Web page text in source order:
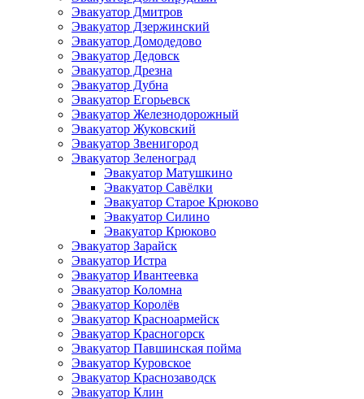
Эвакуатор Дмитров
Эвакуатор Дзержинский
Эвакуатор Домодедово
Эвакуатор Дедовск
Эвакуатор Дрезна
Эвакуатор Дубна
Эвакуатор Егорьевск
Эвакуатор Железнодорожный
Эвакуатор Жуковский
Эвакуатор Звенигород
Эвакуатор Зеленоград
Эвакуатор Матушкино
Эвакуатор Савёлки
Эвакуатор Старое Крюково
Эвакуатор Силино
Эвакуатор Крюково
Эвакуатор Зарайск
Эвакуатор Истра
Эвакуатор Ивантеевка
Эвакуатор Коломна
Эвакуатор Королёв
Эвакуатор Красноармейск
Эвакуатор Красногорск
Эвакуатор Павшинская пойма
Эвакуатор Куровское
Эвакуатор Краснозаводск
Эвакуатор Клин